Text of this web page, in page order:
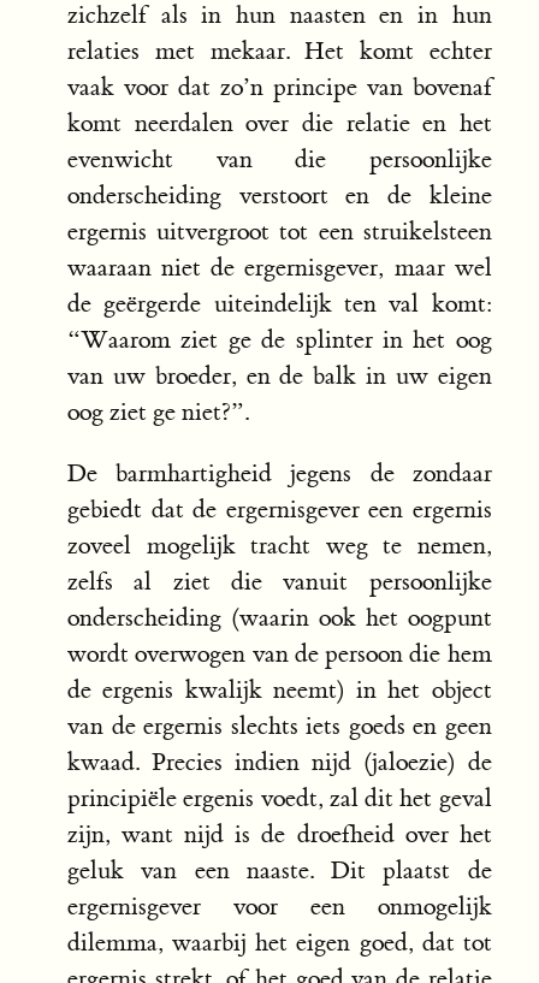
zichzelf als in hun naasten en in hun
relaties met mekaar. Het komt echter
vaak voor dat zo’n principe van bovenaf
komt neerdalen over die relatie en het
evenwicht van die persoonlijke
onderscheiding verstoort en de kleine
ergernis uitvergroot tot een struikelsteen
waaraan niet de ergernisgever, maar wel
de geërgerde uiteindelijk ten val komt:
“Waarom ziet ge de splinter in het oog
van uw broeder, en de balk in uw eigen
oog ziet ge niet?”.
De barmhartigheid jegens de zondaar
gebiedt dat de ergernisgever een ergernis
zoveel mogelijk tracht weg te nemen,
zelfs al ziet die vanuit persoonlijke
onderscheiding (waarin ook het oogpunt
wordt overwogen van de persoon die hem
de ergenis kwalijk neemt) in het object
van de ergernis slechts iets goeds en geen
kwaad. Precies indien nijd (jaloezie) de
principiële ergenis voedt, zal dit het geval
zijn, want nijd is de droefheid over het
geluk van een naaste. Dit plaatst de
ergernisgever voor een onmogelijk
dilemma, waarbij het eigen goed, dat tot